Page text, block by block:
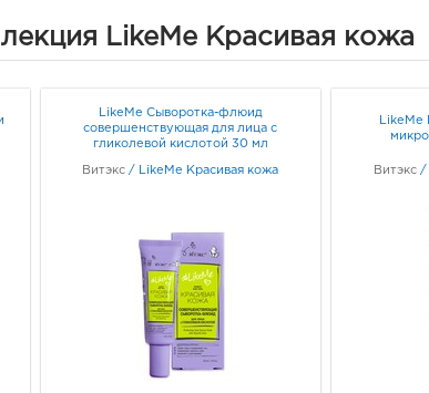
LikeMe Красивая кожа
LikeMe Сыворотка-флюид
совершенствующая для лица с
гликолевой кислотой 30 мл
Витэкс / LikeMe Красивая кожа
LikeMe
Витэкс /